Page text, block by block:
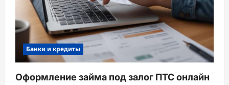
Банки и кредиты
Оформление займа под залог ПТС онлайн